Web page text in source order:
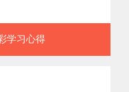
学习心得